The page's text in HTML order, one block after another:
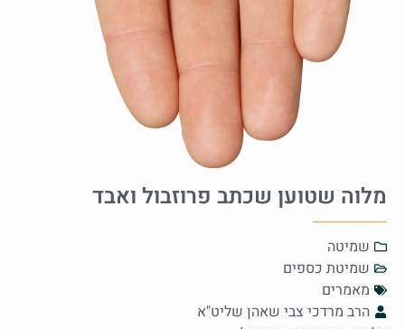
מלוה שטוען שכתב פרוזבול ואבד
שמיטה
שמיטת כספים
מאמרים
הרב מרדכי צבי שאהן שליט"א